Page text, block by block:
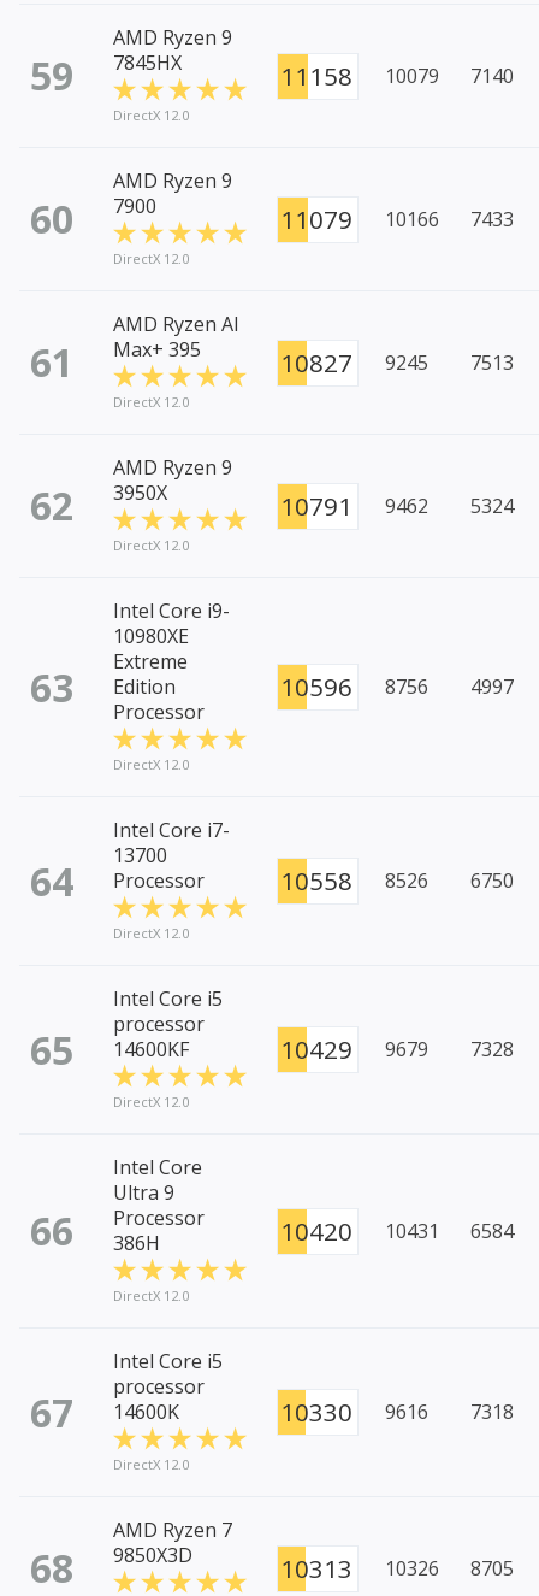
59
AMD Ryzen 9
7845HX
DirectX 12.0
11158 10079 7140
60
AMD Ryzen 9
7900
DirectX 12.0
11079 10166 7433
61
AMD Ryzen AI
Max+ 395
DirectX 12.0
10827 9245 7513
62
AMD Ryzen 9
3950X
DirectX 12.0
10791 9462 5324
63
Intel Core i9-
10980XE
Extreme
Edition
Processor
DirectX 12.0
10596 8756 4997
64
Intel Core i7-
13700
Processor
DirectX 12.0
10558 8526 6750
65
Intel Core i5
processor
14600KF
DirectX 12.0
10429 9679 7328
66
Intel Core
Ultra 9
Processor
386H
DirectX 12.0
10420 10431 6584
67
Intel Core i5
processor
14600K
DirectX 12.0
10330 9616 7318
68
AMD Ryzen 7
9850X3D
10313 10326 8705